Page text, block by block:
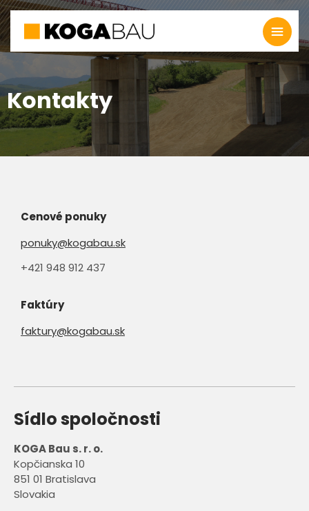
Kontakty
Cenové ponuky
ponuky@kogabau.sk
+421 948 912 437
Faktúry
faktury@kogabau.sk
Sídlo spoločnosti
KOGA Bau s. r. o.
Kopčianska 10
851 01 Bratislava
Slovakia